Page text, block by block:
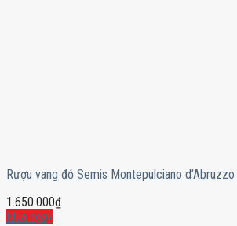
Rượu vang đỏ Semis Montepulciano d’Abruzzo
1.650.000₫
Mua ngay